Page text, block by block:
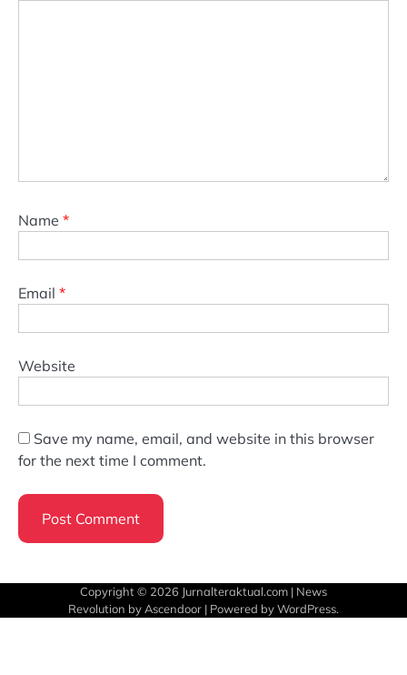
Name *
Email *
Website
Save my name, email, and website in this browser
for the next time I comment.
Copyright © 2026 Jurnalteraktual.com | News
Revolution by Ascendoor | Powered byWordPress.